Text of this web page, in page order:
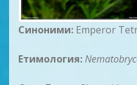
Синоними: Emperor
Етимология: